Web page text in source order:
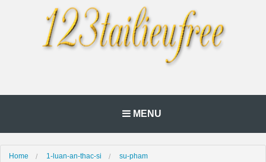
MENU
Home 1-luan-an-thac-si
su-pham